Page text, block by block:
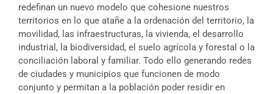
redefinan un nuevo modelo que cohesione nuestros
territorios en lo que atañe a la ordenación del territorio, la
movilidad, las infraestructuras, la vivienda, el desarrollo
industrial, la biodiversidad, el suelo agrícola y forestal o la
conciliación laboral y familiar. Todo ello generando redes
de ciudades y municipios que funcionen de modo
conjunto y permitan a la población poder residir en